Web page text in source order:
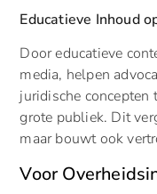
Educatieve Inhoud
Door educatieve
media, helpen
juridische concepten
grote publiek. Dit
maar bouwt ook
Voor